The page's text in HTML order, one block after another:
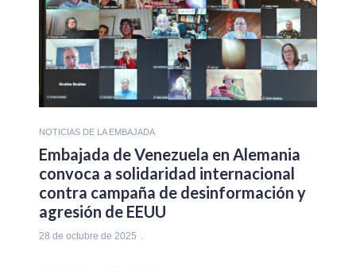
NOTICIAS DE LA EMBAJADA
Embajada de Venezuela en Alemania
convoca a solidaridad internacional
contra campaña de desinformación y
agresión de EEUU
28 de octubre de 2025